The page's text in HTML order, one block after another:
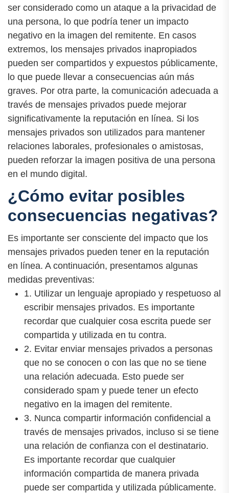
ser considerado como un ataque a la privacidad de
una persona, lo que podría tener un impacto
negativo en la imagen del remitente. En casos
extremos, los mensajes privados inapropiados
pueden ser compartidos y expuestos públicamente,
lo que puede llevar a consecuencias aún más
graves. Por otra parte, la comunicación adecuada a
través de mensajes privados puede mejorar
significativamente la reputación en línea. Si los
mensajes privados son utilizados para mantener
relaciones laborales, profesionales o amistosas,
pueden reforzar la imagen positiva de una persona
en el mundo digital.
¿Cómo evitar posibles
consecuencias negativas?
Es importante ser consciente del impacto que los
mensajes privados pueden tener en la reputación
en línea. A continuación, presentamos algunas
medidas preventivas:
1. Utilizar un lenguaje apropiado y respetuoso al
escribir mensajes privados. Es importante
recordar que cualquier cosa escrita puede ser
compartida y utilizada en tu contra.
2. Evitar enviar mensajes privados a personas
que no se conocen o con las que no se tiene
una relación adecuada. Esto puede ser
considerado spam y puede tener un efecto
negativo en la imagen del remitente.
3. Nunca compartir información confidencial a
través de mensajes privados, incluso si se tiene
una relación de confianza con el destinatario.
Es importante recordar que cualquier
información compartida de manera privada
puede ser compartida y utilizada públicamente.